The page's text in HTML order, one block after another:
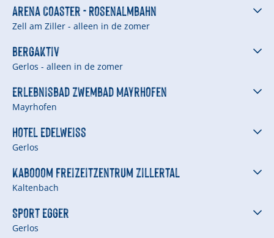
Arena Coaster - Rosenalmbahn
Zell am Ziller - alleen in de zomer
BergAktiv
Gerlos - alleen in de zomer
Erlebnisbad Zwembad Mayrhofen
Mayrhofen
Hotel Edelweiss
Gerlos
Kabooom Freizeitzentrum Zillertal
Kaltenbach
Sport Egger
Gerlos